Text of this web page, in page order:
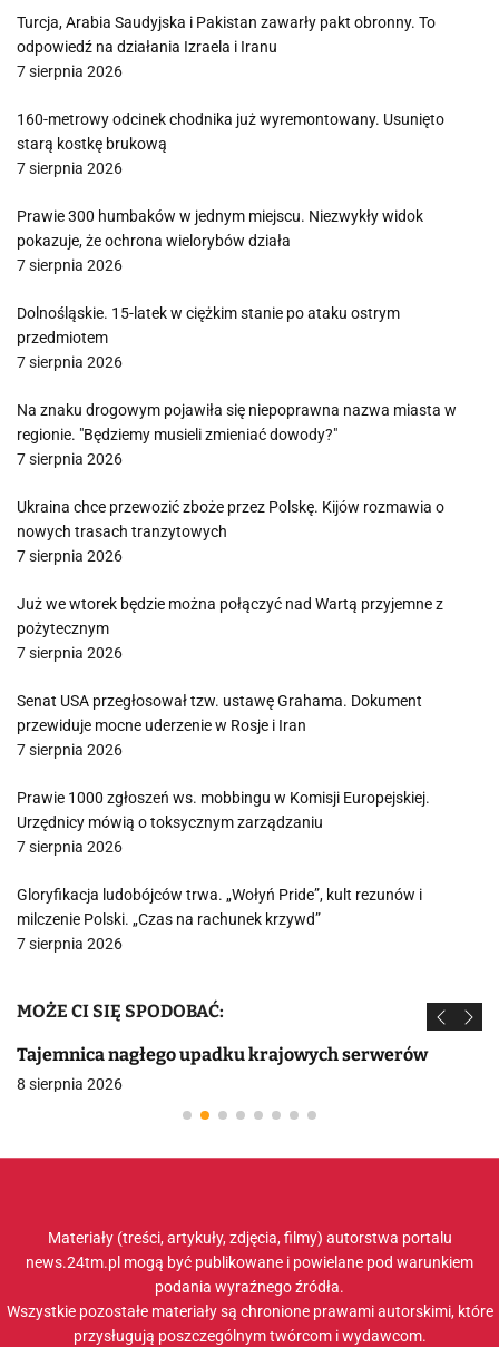
Turcja, Arabia Saudyjska i Pakistan zawarły pakt obronny. To
odpowiedź na działania Izraela i Iranu
7 sierpnia 2026
160-metrowy odcinek chodnika już wyremontowany. Usunięto
starą kostkę brukową
7 sierpnia 2026
Prawie 300 humbaków w jednym miejscu. Niezwykły widok
pokazuje, że ochrona wielorybów działa
7 sierpnia 2026
Dolnośląskie. 15-latek w ciężkim stanie po ataku ostrym
przedmiotem
7 sierpnia 2026
Na znaku drogowym pojawiła się niepoprawna nazwa miasta w
regionie. "Będziemy musieli zmieniać dowody?"
7 sierpnia 2026
Ukraina chce przewozić zboże przez Polskę. Kijów rozmawia o
nowych trasach tranzytowych
7 sierpnia 2026
Już we wtorek będzie można połączyć nad Wartą przyjemne z
pożytecznym
7 sierpnia 2026
Senat USA przegłosował tzw. ustawę Grahama. Dokument
przewiduje mocne uderzenie w Rosje i Iran
7 sierpnia 2026
Prawie 1000 zgłoszeń ws. mobbingu w Komisji Europejskiej.
Urzędnicy mówią o toksycznym zarządzaniu
7 sierpnia 2026
Gloryfikacja ludobójców trwa. „Wołyń Pride”, kult rezunów i
milczenie Polski. „Czas na rachunek krzywd”
7 sierpnia 2026
MOŻE CI SIĘ SPODOBAĆ:
Tajemnica nagłego upadku krajowych serwerów
8 sierpnia 2026
Materiały (treści, artykuły, zdjęcia, filmy) autorstwa portalu
news.24tm.pl mogą być publikowane i powielane pod warunkiem
podania wyraźnego źródła.
Wszystkie pozostałe materiały są chronione prawami autorskimi, które
przysługują poszczególnym twórcom i wydawcom.